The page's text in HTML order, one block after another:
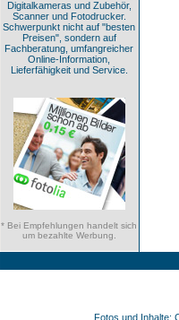
Digitalkameras und Zubehör,
Scanner und Fotodrucker.
Schwerpunkt nicht auf "besten
Preisen", sondern auf
Fachberatung, umfangreicher
Online-Information,
Lieferfähigkeit und Service.
* Bei Empfehlungen handelt sich
um bezahlte Werbung.
Fotos und Inhalte: